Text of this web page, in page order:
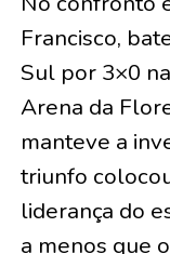
Francisco,
Sul por 3×0
Arena da
manteve a
triunfo
liderança do
a menos que